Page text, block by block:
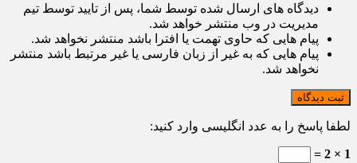
دیدگاه های ارسال شده توسط شما، پس از تایید توسط تیم
مدیریت در وب منتشر خواهد شد.
پیام هایی که حاوی تهمت یا افترا باشد منتشر نخواهد شد.
پیام هایی که به غیر از زبان فارسی یا غیر مرتبط باشد منتشر
نخواهد شد.
ثبت دیدگاه
لطفا پاسخ را به عدد انگلیسی وارد کنید:
1 × 2 =